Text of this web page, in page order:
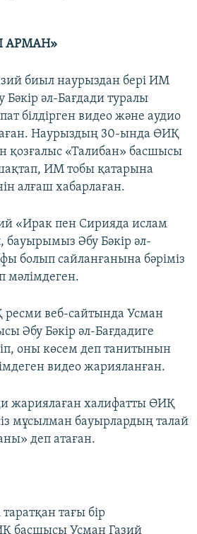
АРМАН»
биыл наурыздан бері ИМ
Бәкір әл-Бағдади туралы
білдірген видео және аудио
Наурыздың 30-ында ӨИҚ
қозғалыс «Талибан» басшысы
ИМ тобы қатарына
алғаш хабарлаған.
«Ирак пен Сирияда ислам
Әбу Бәкір әл-
болып сайланғанына бәріміз
веб-сайтында Усман
Әбу Бәкір әл-Бағдадиге
оны көсем деп танитынын
видео жарияланған.
жариялаған халифатты ӨИҚ
мұсылман бауырлардың талай
деп атаған.
тағы бір
басшысы Усман Газий